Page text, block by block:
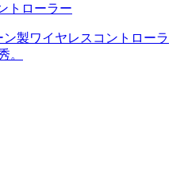
トローラー
製ワイヤレスコントローラ
。